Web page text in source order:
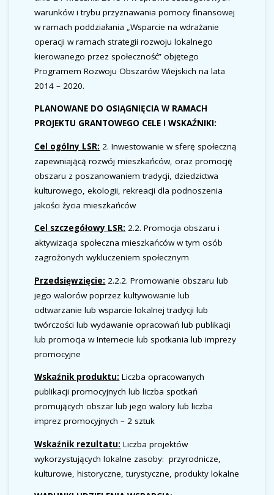
warunków i trybu przyznawania pomocy finansowej
w ramach poddziałania „Wsparcie na wdrażanie
operacji w ramach strategii rozwoju lokalnego
kierowanego przez społeczność” objętego
Programem Rozwoju Obszarów Wiejskich na lata
2014 – 2020.
PLANOWANE DO OSIĄGNIĘCIA W RAMACH
PROJEKTU GRANTOWEGO CELE I WSKAŹNIKI:
Cel ogólny LSR: 2. Inwestowanie w sferę społeczną
zapewniającą rozwój mieszkańców, oraz promocję
obszaru z poszanowaniem tradycji, dziedzictwa
kulturowego, ekologii, rekreacji dla podnoszenia
jakości życia mieszkańców
Cel szczegółowy LSR: 2.2. Promocja obszaru i
aktywizacja społeczna mieszkańców w tym osób
zagrożonych wykluczeniem społecznym
Przedsięwzięcie: 2.2.2. Promowanie obszaru lub
jego walorów poprzez kultywowanie lub
odtwarzanie lub wsparcie lokalnej tradycji lub
twórczości lub wydawanie opracowań lub publikacji
lub promocja w Internecie lub spotkania lub imprezy
promocyjne
Wskaźnik produktu: Liczba opracowanych
publikacji promocyjnych lub liczba spotkań
promujących obszar lub jego walory lub liczba
imprez promocyjnych ­– 2 sztuk
Wskaźnik rezultatu: Liczba projektów
wykorzystujących lokalne zasoby: przyrodnicze,
kulturowe, historyczne, turystyczne, produkty lokalne